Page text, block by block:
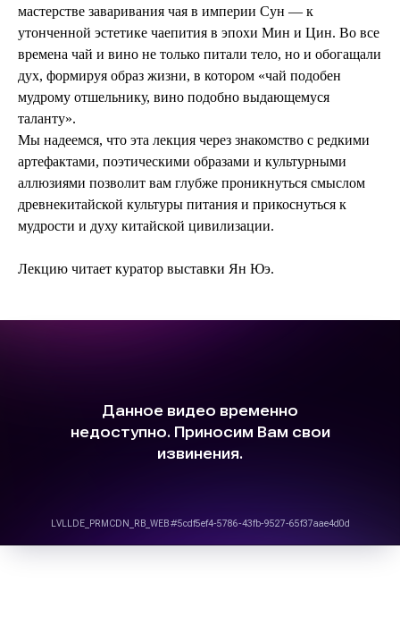
мастерстве заваривания чая в империи Сун — к
утонченной эстетике чаепития в эпохи Мин и Цин. Во все
времена чай и вино не только питали тело, но и обогащали
дух, формируя образ жизни, в котором «чай подобен
мудрому отшельнику, вино подобно выдающемуся
таланту».
Мы надеемся, что эта лекция через знакомство с редкими
артефактами, поэтическими образами и культурными
аллюзиями позволит вам глубже проникнуться смыслом
древнекитайской культуры питания и прикоснуться к
мудрости и духу китайской цивилизации.
Лекцию читает куратор выставки Ян Юэ.